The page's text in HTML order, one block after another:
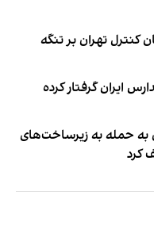
کنترل تهران بر تنگه
ایران گرفتار کرده
به حمله به زیرساخت‌های
کرد